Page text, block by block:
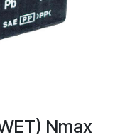
Nmax